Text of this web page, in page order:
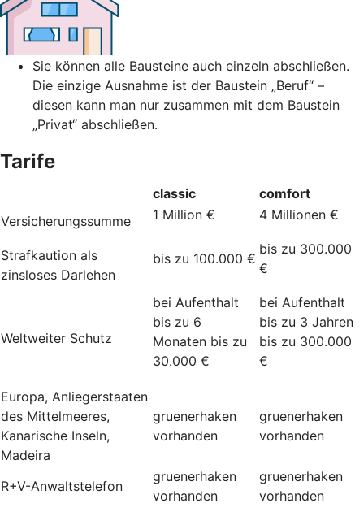
Sie können alle Bausteine auch einzeln abschließen.
Die einzige Ausnahme ist der Baustein „Beruf“ –
diesen kann man nur zusammen mit dem Baustein
„Privat“ abschließen.
Tarife
classic
comfort
Versicherungssumme
1 Million € 4 Millionen €
Strafkaution als
zinsloses Darlehen
bis zu 100.000 €
bis zu 300.000
€
Weltweiter Schutz
bei Aufenthalt
bis zu 6
Monaten bis zu
30.000 €
bei Aufenthalt
bis zu 3 Jahren
bis zu 300.000
€
Europa, Anliegerstaaten
des Mittelmeeres,
Kanarische Inseln,
Madeira
gruenerhaken
vorhanden
gruenerhaken
vorhanden
R+V-Anwaltstelefon
gruenerhaken
vorhanden
gruenerhaken
vorhanden